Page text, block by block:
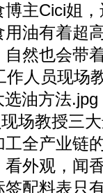
主Cici姐
油有着超
然也会带
场教授三
全产业链
外观，闻
配料表只